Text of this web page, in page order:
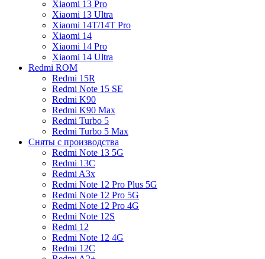
Xiaomi 13 Pro
Xiaomi 13 Ultra
Xiaomi 14T/14T Pro
Xiaomi 14
Xiaomi 14 Pro
Xiaomi 14 Ultra
Redmi ROM
Redmi 15R
Redmi Note 15 SE
Redmi K90
Redmi K90 Max
Redmi Turbo 5
Redmi Turbo 5 Max
Сняты с производства
Redmi Note 13 5G
Redmi 13C
Redmi A3x
Redmi Note 12 Pro Plus 5G
Redmi Note 12 Pro 5G
Redmi Note 12 Pro 4G
Redmi Note 12S
Redmi 12
Redmi Note 12 4G
Redmi 12C